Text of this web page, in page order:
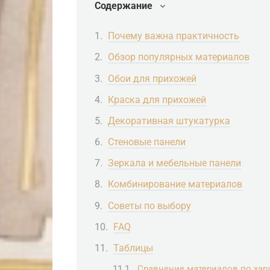
Содержание
Почему важна практичность
Обзор популярных материалов
Обои для прихожей
Краска для прихожей
Декоративная штукатурка
Стеновые панели
Зеркала и мебельные панели
Комбинирование материалов
Советы по выбору
FAQ
Таблицы